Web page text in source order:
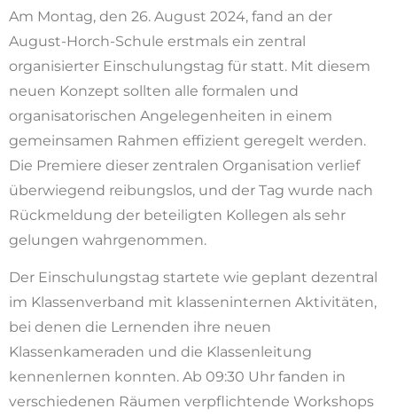
Am Montag, den 26. August 2024, fand an der
August-Horch-Schule erstmals ein zentral
organisierter Einschulungstag für statt. Mit diesem
neuen Konzept sollten alle formalen und
organisatorischen Angelegenheiten in einem
gemeinsamen Rahmen effizient geregelt werden.
Die Premiere dieser zentralen Organisation verlief
überwiegend reibungslos, und der Tag wurde nach
Rückmeldung der beteiligten Kollegen als sehr
gelungen wahrgenommen.
Der Einschulungstag startete wie geplant dezentral
im Klassenverband mit klasseninternen Aktivitäten,
bei denen die Lernenden ihre neuen
Klassenkameraden und die Klassenleitung
kennenlernen konnten. Ab 09:30 Uhr fanden in
verschiedenen Räumen verpflichtende Workshops